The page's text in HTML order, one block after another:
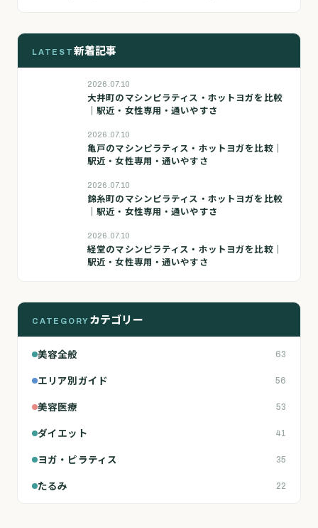
LATEST 新着記事
2026.07.10
大井町のマシンピラティス・ホットヨガを比較
｜駅近・女性専用・通いやすさ
2026.07.10
亀戸のマシンピラティス・ホットヨガを比較｜
駅近・女性専用・通いやすさ
2026.07.10
錦糸町のマシンピラティス・ホットヨガを比較
｜駅近・女性専用・通いやすさ
2026.07.10
経堂のマシンピラティス・ホットヨガを比較｜
駅近・女性専用・通いやすさ
CATEGORY カテゴリー
美容全般 63
エリア別ガイド 56
美容医療 53
ダイエット 41
ヨガ・ピラティス 35
たるみ 22